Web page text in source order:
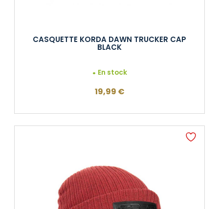
CASQUETTE KORDA DAWN TRUCKER CAP
BLACK
En stock
19,99 €